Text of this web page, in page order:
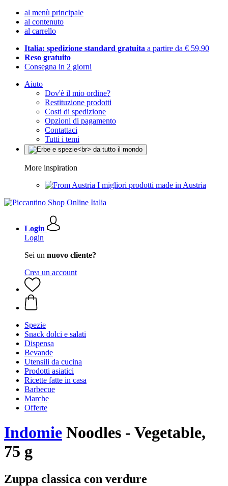
al menù principale
al contenuto
al carrello
Italia: spedizione standard gratuita a partire da € 59,90
Reso gratuito
Consegna in 2 giorni
Aiuto
Dov'è il mio ordine?
Restituzione prodotti
Costi di spedizione
Opzioni di pagamento
Contattaci
Tutti i temi
More inspiration
I migliori prodotti made in Austria
Login
Login
Sei un nuovo cliente?
Crea un account
Spezie
Snack dolci e salati
Dispensa
Bevande
Utensili da cucina
Prodotti asiatici
Ricette fatte in casa
Barbecue
Marche
Offerte
Indomie Noodles - Vegetable,
75 g
Zuppa classica con verdure